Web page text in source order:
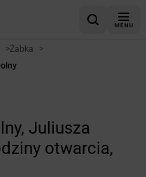
MENU
>Żabka
>
Juliusza
otwarcia,